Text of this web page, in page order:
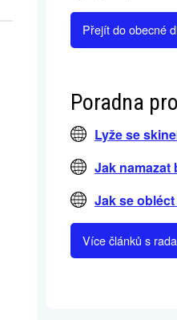
Přejít do obecné
Poradna
Lyže se
Jak namazat
Jak se
Více článků s